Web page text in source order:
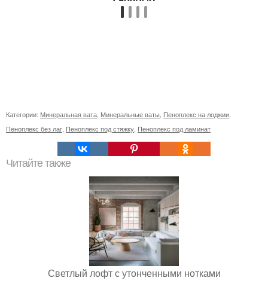
Категории: Минеральная вата Минеральные ваты Пеноплекс на лоджии
Пеноплекс без лаг Пеноплекс под стяжку Пеноплекс под ламинат
Читайте также
Светлый лофт с утонченными нотками